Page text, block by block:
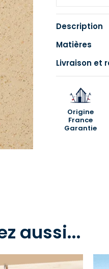
Description
Matières
Livraison et
Origine
France
Garantie
aussi...